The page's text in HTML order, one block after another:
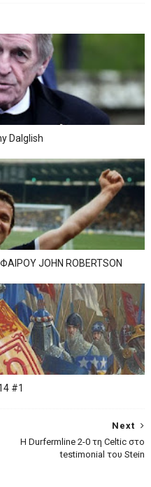
Dalglish
JOHN ROBERTSON
#1
Next
H Durfermline 2-0 τη Celtic στο
testimonial του Stein